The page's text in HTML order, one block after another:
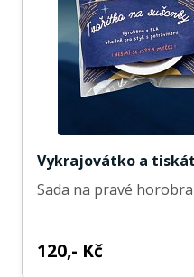
Vykrajovátko a
Sada na pravé
120,- Kč